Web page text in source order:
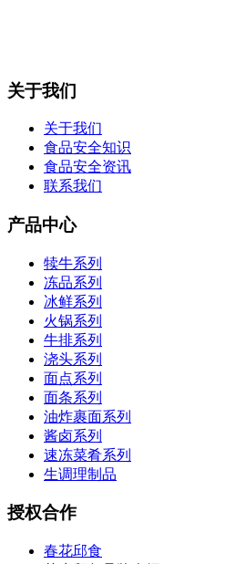
关于我们
关于我们
食品安全知识
食品安全资讯
联系我们
产品中心
犊牛系列
冻品系列
冰鲜系列
火锅系列
牛排系列
浇头系列
面点系列
面条系列
油炸裹面系列
酱卤系列
速冻菜肴系列
生调理制品
授权合作
春花邱食